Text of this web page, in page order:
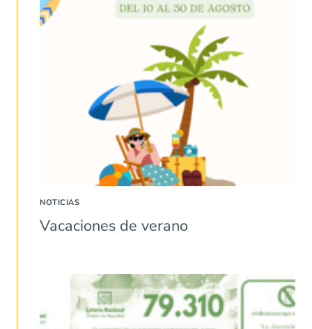
NOTICIAS
Vacaciones de verano